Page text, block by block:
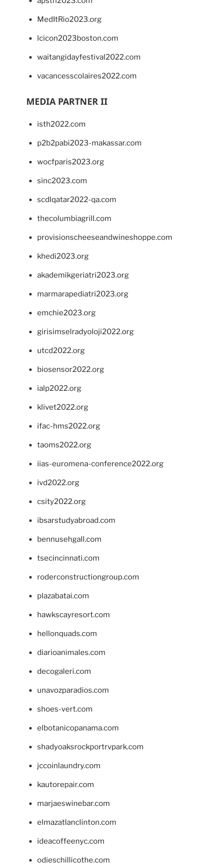
MedItRio2023.org
lcicon2023boston.com
waitangidayfestival2022.com
vacancesscolaires2022.com
MEDIA PARTNER II
isth2022.com
p2b2pabi2023-makassar.com
wocfparis2023.org
sinc2023.com
scdlqatar2022-qa.com
thecolumbiagrill.com
provisionscheeseandwineshoppe.com
khedi2023.org
akademikgeriatri2023.org
marmarapediatri2023.org
emchie2023.org
girisimselradyoloji2022.org
utcd2022.org
biosensor2022.org
ialp2022.org
klivet2022.org
ifac-hms2022.org
taoms2022.org
iias-euromena-conference2022.org
ivd2022.org
csity2022.org
ibsarstudyabroad.com
bennusehgall.com
tsecincinnati.com
roderconstructiongroup.com
plazabatai.com
hawkscayresort.com
hellonquads.com
diarioanimales.com
decogaleri.com
unavozparadios.com
shoes-vert.com
elbotanicopanama.com
shadyoaksrockportrvpark.com
jccoinlaundry.com
kautorepair.com
marjaeswinebar.com
elmazatlanclinton.com
ideacoffeenyc.com
odieschillicothe.com